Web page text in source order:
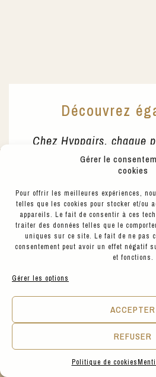
Gérer le
cookies
Pour offrir les meilleures expériences,
telles que les cookies pour stocker et/ou
appareils. Le fait de consentir à ces
traiter des données telles que le
uniques sur ce site. Le fait de ne pas
consentement peut avoir un effet négatif
et fonctions.
Gérer les options
ACCEPTER
REFUSER
Politique de cookies
Découvrez
Chez Hyppairs, chaque
pour durer et
Explorez notre sélection
tenues complètes, entre
boutique Place
BETTER CHANGE